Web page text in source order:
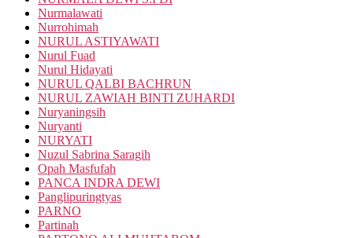
Nurmalawati
Nurrohimah
NURUL ASTIYAWATI
Nurul Fuad
Nurul Hidayati
NURUL QALBI BACHRUN
NURUL ZAWIAH BINTI ZUHARDI
Nuryaningsih
Nuryanti
NURYATI
Nuzul Sabrina Saragih
Opah Masfufah
PANCA INDRA DEWI
Panglipuringtyas
PARNO
Partinah